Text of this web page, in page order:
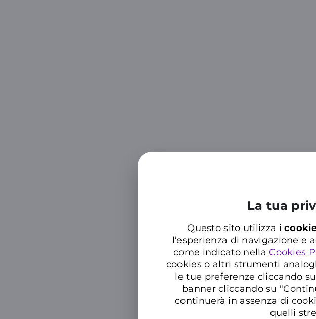
La tua
Questo sito utilizza i
l’esperienza di navigazione
come indicato nella Cookies
cookies o altri strumenti
le tue preferenze cliccando su
banner cliccando su
continuerà in assenza di
quelli